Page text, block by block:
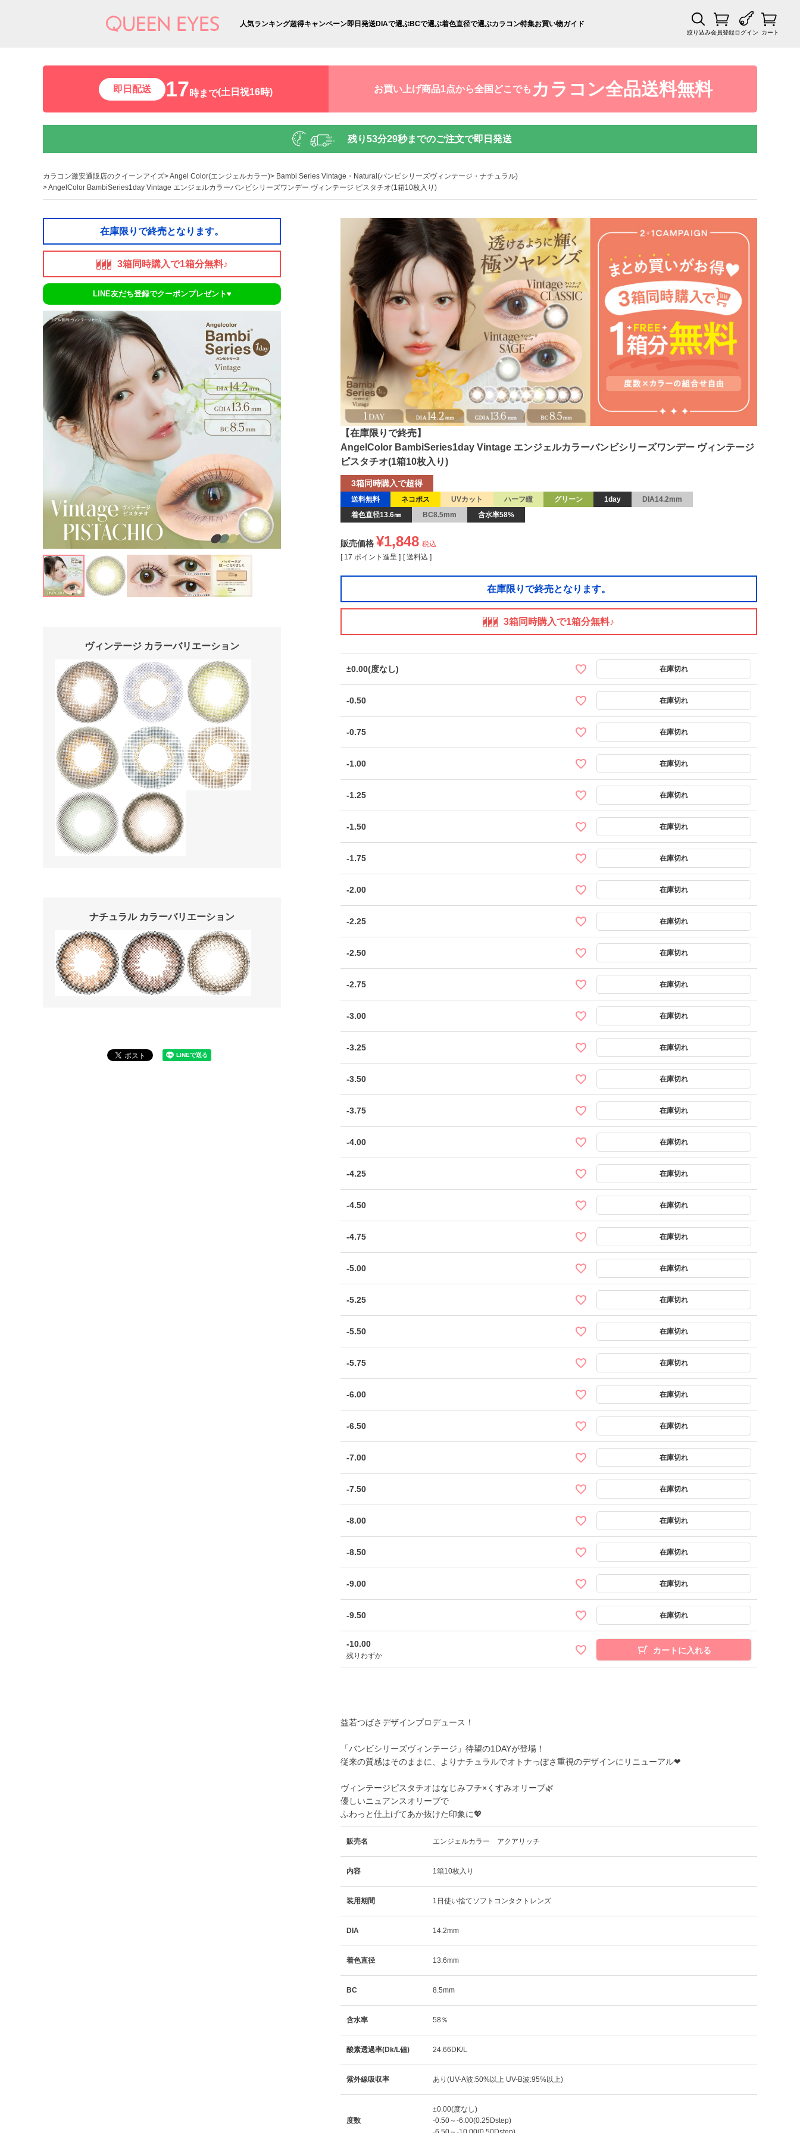
人気ランキング超得キャンペーン即日発送DIAで選ぶBCで選ぶ着色直径で選ぶカラコン特集お買い物ガイド
絞り込み会員登録ログイン カート
即日配送 17時まで(土日祝16時) お買い上げ商品1点から全国どこでも カラコン全品送料無料
残り53分28秒までのご注文で即日発送
カラコン激安通販店のクイーンアイズ Angel Color(エンジェルカラー)
Bambi Series Vintage・Natural(バンビシリーズヴィンテージ・ナチュラル)
AngelColor BambiSeries1day Vintage エンジェルカラーバンビシリーズワンデー ヴィンテージ ピスタチオ(1箱10枚入り)
在庫限りで終売となります。
3箱同時購入で1箱分無料♪
LINE友だち登録でクーポンプレゼント♥
ヴィンテージ カラーバリエーション
ナチュラル カラーバリエーション
【在庫限りで終売】
AngelColor BambiSeries1day Vintage エンジェルカラーバンビシリーズワンデー ヴィンテージ
ピスタチオ(1箱10枚入り)
送料無料 ネコポス UVカット ハーフ瞳 グリーン 1day
DIA14.2mm
着色直径13.6㎜
BC8.5mm 含水率58%
3箱同時購入で超得
販売価格 ¥1,848 税込
[ 17 ポイント進呈 ] 送料込
在庫限りで終売となります。
3箱同時購入で1箱分無料♪
±0.00(度なし)
-0.50
-0.75
-1.00
-1.25
-1.50
-1.75
-2.00
-2.25
-2.50
-2.75
-3.00
-3.25
-3.50
-3.75
-4.00
-4.25
-4.50
-4.75
-5.00
-5.25
-5.50
-5.75
-6.00
-6.50
-7.00
-7.50
-8.00
-8.50
-9.00
-9.50
-10.00
残りわずか
カートに入れる
益若つばさデザインプロデュース！
「バンビシリーズヴィンテージ」待望の1DAYが登場！
従来の質感はそのままに、よりナチュラルでオトナっぽさ重視のデザインにリニューアル❤
ヴィンテージピスタチオはなじみフチ×くすみオリーブ🌿
優しいニュアンスオリーブで
ふわっと仕上げてあか抜けた印象に💖
販売名 エンジェルカラー アクアリッチ
内容 1箱10枚入り
装用期間 1日使い捨てソフトコンタクトレンズ
DIA 14.2mm
着色直径 13.6mm
BC 8.5mm
含水率 58％
酸素透過率(Dk/L値) 24.66DK/L
紫外線吸収率 あり(UV-A波:50%以上 UV-B波:95%以上)
度数
±0.00(度なし)
-0.50～-6.00(0.25Dstep)